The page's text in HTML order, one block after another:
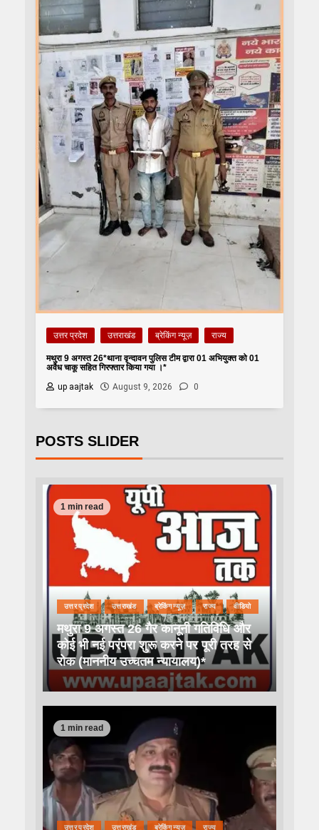
उत्तर प्रदेश उत्तराखंड ब्रेकिंग न्यूज़ राज्य
मथुरा 9 अगस्त 26*थाना वृन्दावन पुलिस टीम द्वारा 01 अभियुक्त को 01
अवैध चाकू सहित गिरफ्तार किया गया ।*
up aajtak
August 9, 2026 0
POSTS SLIDER
1 min read
उत्तर प्रदेश उत्तराखंड ब्रेकिंग न्यूज़ राज्य वीडियो
मथुरा 9 अगस्त 26 गैर कानूनी गतिविधि और
कोई भी नई परंपरा शुरू करने पर पूरी तरह से
रोक (माननीय उच्चतम न्यायालय)*
1 min read
उत्तर प्रदेश उत्तराखंड ब्रेकिंग न्यूज़ राज्य